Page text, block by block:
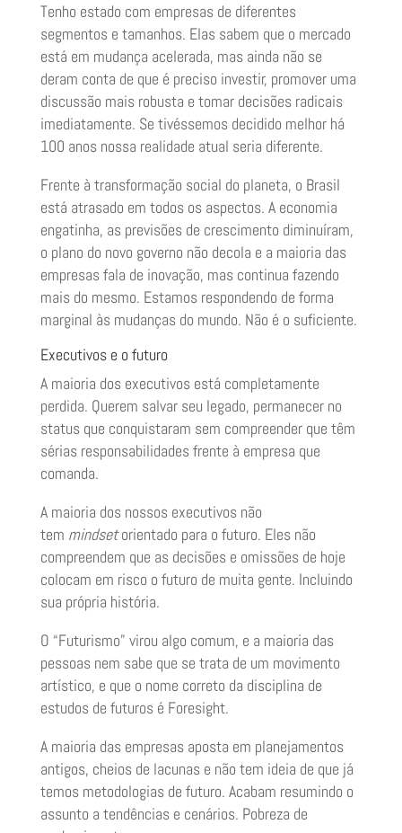
Tenho estado com empresas de diferentes
segmentos e tamanhos. Elas sabem que o mercado
está em mudança acelerada, mas ainda não se
deram conta de que é preciso investir, promover uma
discussão mais robusta e tomar decisões radicais
imediatamente. Se tivéssemos decidido melhor há
100 anos nossa realidade atual seria diferente.
Frente à transformação social do planeta, o Brasil
está atrasado em todos os aspectos. A economia
engatinha, as previsões de crescimento diminuíram,
o plano do novo governo não decola e a maioria das
empresas fala de inovação, mas continua fazendo
mais do mesmo. Estamos respondendo de forma
marginal às mudanças do mundo. Não é o suficiente.
Executivos e o futuro
A maioria dos executivos está completamente
perdida. Querem salvar seu legado, permanecer no
status que conquistaram sem compreender que têm
sérias responsabilidades frente à empresa que
comanda.
A maioria dos nossos executivos não
tem mindsetorientado para o futuro. Eles não
compreendem que as decisões e omissões de hoje
colocam em risco o futuro de muita gente. Incluindo
sua própria história.
O “Futurismo” virou algo comum, e a maioria das
pessoas nem sabe que se trata de um movimento
artístico, e que o nome correto da disciplina de
estudos de futuros é Foresight.
A maioria das empresas aposta em planejamentos
antigos, cheios de lacunas e não tem ideia de que já
temos metodologias de futuro. Acabam resumindo o
assunto a tendências e cenários. Pobreza de